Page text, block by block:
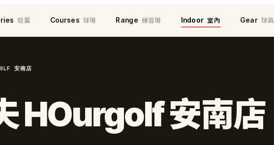
短篇 Courses 球場 Range 練習場 Indoor 室內 Gear 球具
安南店
HOurgolf 安南店